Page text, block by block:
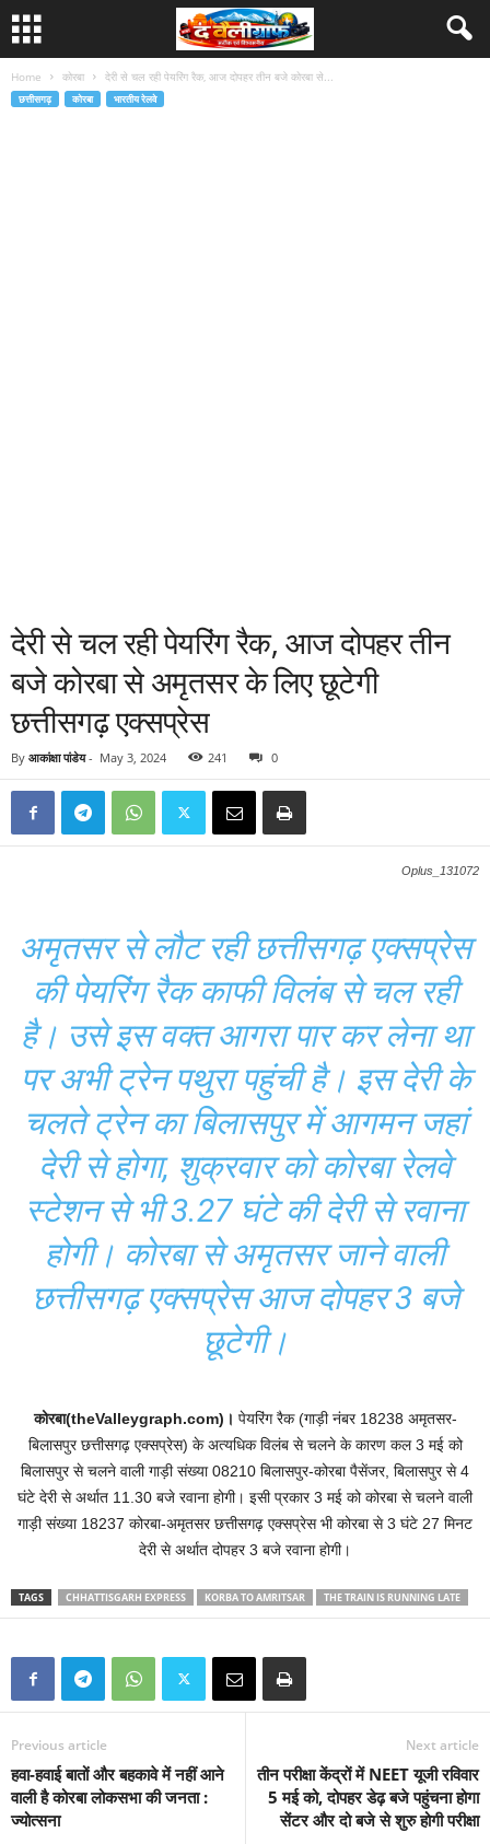
Home कोरबा देरी से चल रही पेयरिंग रैक, आज दोपहर तीन बजे कोरबा से...
छत्तीसगढ़ कोरबा भारतीय रेलवे
देरी से चल रही पेयरिंग रैक, आज दोपहर तीन
बजे कोरबा से अमृतसर के लिए छूटेगी
छत्तीसगढ़ एक्सप्रेस
By आकांक्षा पांडेय- May 3, 2024 241 0
Oplus_131072
अमृतसर से लौट रही छत्तीसगढ़ एक्सप्रेस
की पेयरिंग रैक काफी विलंब से चल रही
है। उसे इस वक्त आगरा पार कर लेना था
पर अभी ट्रेन पथुरा पहुंची है। इस देरी के
चलते ट्रेन का बिलासपुर में आगमन जहां
देरी से होगा, शुक्रवार को कोरबा रेलवे
स्टेशन से भी 3.27 घंटे की देरी से रवाना
होगी। कोरबा से अमृतसर जाने वाली
छत्तीसगढ़ एक्सप्रेस आज दोपहर 3 बजे
छूटेगी।
कोरबा(theValleygraph.com)। पेयरिंग रैक (गाड़ी नंबर 18238 अमृतसर-
बिलासपुर छत्तीसगढ़ एक्सप्रेस) के अत्यधिक विलंब से चलने के कारण कल 3 मई को
बिलासपुर से चलने वाली गाड़ी संख्या 08210 बिलासपुर-कोरबा पैसेंजर, बिलासपुर से 4
घंटे देरी से अर्थात 11.30 बजे रवाना होगी। इसी प्रकार 3 मई को कोरबा से चलने वाली
गाड़ी संख्या 18237 कोरबा-अमृतसर छत्तीसगढ़ एक्सप्रेस भी कोरबा से 3 घंटे 27 मिनट
देरी से अर्थात दोपहर 3 बजे रवाना होगी।
TAGS CHHATTISGARH EXPRESS KORBA TO AMRITSAR THE TRAIN IS RUNNING LATE
Previous article
हवा-हवाई बातों और बहकावे में नहीं आने
वाली है कोरबा लोकसभा की जनता :
ज्योत्सना
Next article
तीन परीक्षा केंद्रों में NEET यूजी रविवार
5 मई को, दोपहर डेढ़ बजे पहुंचना होगा
सेंटर और दो बजे से शुरु होगी परीक्षा